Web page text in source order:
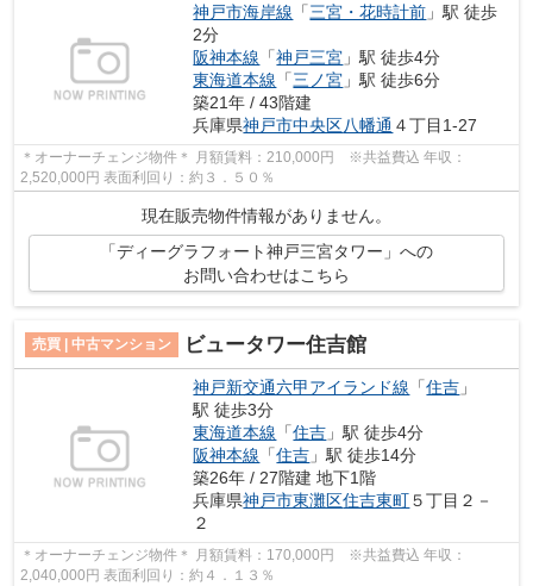
神戸市海岸線 「三宮・花時計前 」駅 徒歩
2分
阪神本線 「神戸三宮 」駅 徒歩4分
東海道本線 「三ノ宮 」駅 徒歩6分
築21年 / 43階建
兵庫県神戸市中央区八幡通 ４丁目1-27
＊オーナーチェンジ物件＊ 月額賃料：210,000円 ※共益費込 年収：
2,520,000円 表面利回り：約３．５０％
現在販売物件情報がありません。
「ディーグラフォート神戸三宮タワー」への
お問い合わせはこちら
売買 | 中古マンション ビュータワー住吉館
神戸新交通六甲アイランド線 「住吉 」
駅 徒歩3分
東海道本線 「住吉 」駅 徒歩4分
阪神本線 「住吉 」駅 徒歩14分
築26年 / 27階建 地下1階
兵庫県神戸市東灘区住吉東町５丁目２－
２
＊オーナーチェンジ物件＊ 月額賃料：170,000円 ※共益費込 年収：
2,040,000円 表面利回り：約４．１３％